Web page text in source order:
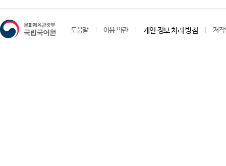
도움말 이용 약관 개인 정보 처리 방침 저